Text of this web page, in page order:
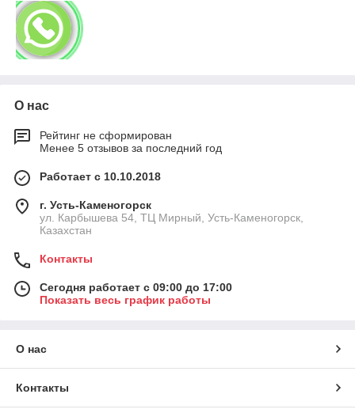
О нас
Рейтинг не сформирован
Менее 5 отзывов за последний год
Работает с 10.10.2018
г. Усть-Каменогорск
ул. Карбышева 54, ТЦ Мирный, Усть-Каменогорск,
Казахстан
Контакты
Сегодня работает с 09:00 до 17:00
Показать весь график работы
О нас
Контакты